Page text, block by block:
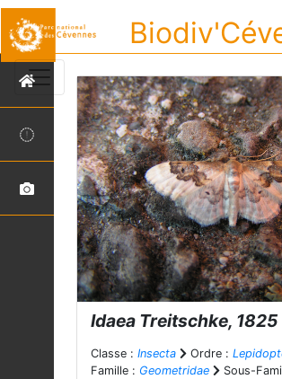
Idaea Treitschke, 1825
Classe : Insecta Ordre :
Famille : Geometridae
Sous-